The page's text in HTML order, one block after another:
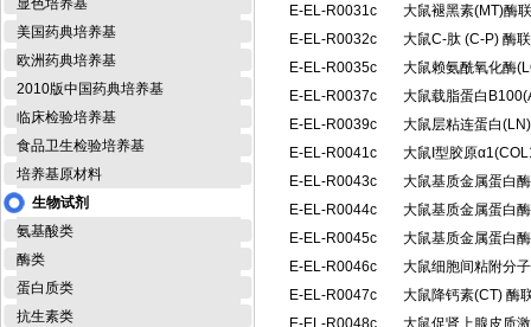
显色培养基
美国药典培养基
欧洲药典培养基
2010版中国药典培养基
临床检验培养基
食品卫生检验培养基
培养基原材料
生物试剂
氨基酸类
酶类
蛋白质类
抗生素类
E-EL-R0031c
大鼠褪黑素(MT)酶
E-EL-R0032c
大鼠C-肽 (C-P) 酶
E-EL-R0035c
大鼠赖氨酰氧化酶
E-EL-R0037c
大鼠载脂蛋白
E-EL-R0039c
大鼠层粘连蛋白
E-EL-R0041c
大鼠I型胶原
E-EL-R0043c
大鼠基质金属蛋白
E-EL-R0044c
大鼠基质金属蛋白
E-EL-R0045c
大鼠基质金属蛋白
E-EL-R0046c
大鼠细胞间粘附分
E-EL-R0047c
大鼠降钙素(CT) 酶
E-EL-R0048c
大鼠促肾上腺皮质